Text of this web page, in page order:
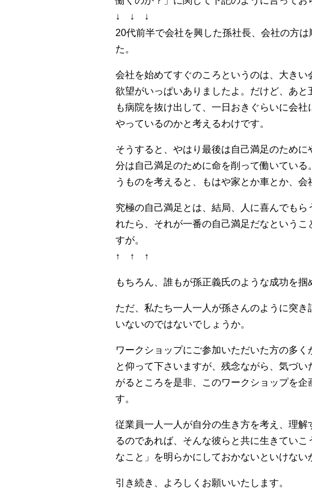
↓ ↓ ↓
20代前半で会社を興した孫社長、会社の方
た。
会社を始めてすぐのころというのは、大き
欲望がいっぱいありましたよ。だけど、あ
も病院を抜け出して、一日おきぐらいに会
やっているのかと考えるわけです。
そうすると、やはり最後は自己満足のため
分は自己満足のために命を削って働いてい
うものを考えると、もはや家とか車とか、
究極の自己満足とは、結局、人に喜んでも
れたら、それが一番の自己満足だなという
すが。
↑ ↑ ↑
もちろん、誰もが孫正義氏のような成功を
ただ、私たち一人一人が孫さんのように突
いないのではないでしょうか。
ワークショップにご参加いただいた方の多
と仰って下さいますが、残念ながら、気づ
がるところを是非、このワークショップを
す。
従業員一人一人が自分の生き方を考え、理
るのであれば、そんな彼らと共に生きてい
なこと」を明らかにしておかないといけない
引き続き、よろしくお願いいたします。